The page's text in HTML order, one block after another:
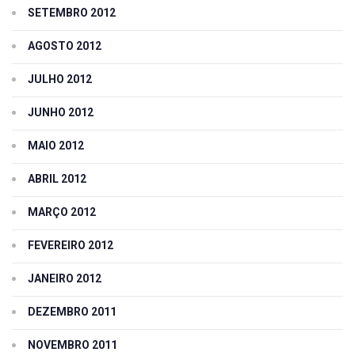
SETEMBRO 2012
AGOSTO 2012
JULHO 2012
JUNHO 2012
MAIO 2012
ABRIL 2012
MARÇO 2012
FEVEREIRO 2012
JANEIRO 2012
DEZEMBRO 2011
NOVEMBRO 2011